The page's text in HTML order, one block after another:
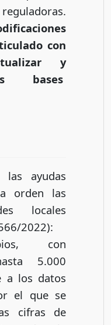
con
y
bases
las ayudas
orden las
locales
2022):
con
5.000
a los datos
el que se
cifras de